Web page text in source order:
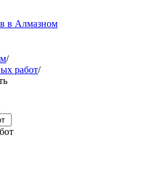
в Алмазном
/
работ/